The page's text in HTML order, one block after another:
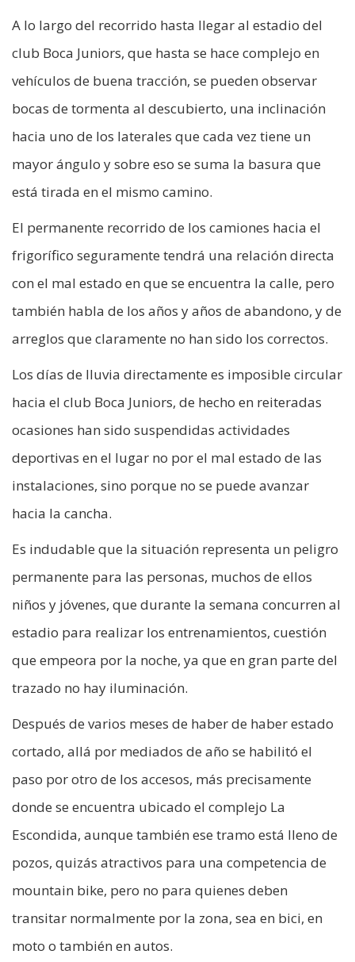
A lo largo del recorrido hasta llegar al estadio del
club Boca Juniors, que hasta se hace complejo en
vehículos de buena tracción, se pueden observar
bocas de tormenta al descubierto, una inclinación
hacia uno de los laterales que cada vez tiene un
mayor ángulo y sobre eso se suma la basura que
está tirada en el mismo camino.
El permanente recorrido de los camiones hacia el
frigorífico seguramente tendrá una relación directa
con el mal estado en que se encuentra la calle, pero
también habla de los años y años de abandono, y de
arreglos que claramente no han sido los correctos.
Los días de lluvia directamente es imposible circular
hacia el club Boca Juniors, de hecho en reiteradas
ocasiones han sido suspendidas actividades
deportivas en el lugar no por el mal estado de las
instalaciones, sino porque no se puede avanzar
hacia la cancha.
Es indudable que la situación representa un peligro
permanente para las personas, muchos de ellos
niños y jóvenes, que durante la semana concurren al
estadio para realizar los entrenamientos, cuestión
que empeora por la noche, ya que en gran parte del
trazado no hay iluminación.
Después de varios meses de haber de haber estado
cortado, allá por mediados de año se habilitó el
paso por otro de los accesos, más precisamente
donde se encuentra ubicado el complejo La
Escondida, aunque también ese tramo está lleno de
pozos, quizás atractivos para una competencia de
mountain bike, pero no para quienes deben
transitar normalmente por la zona, sea en bici, en
moto o también en autos.